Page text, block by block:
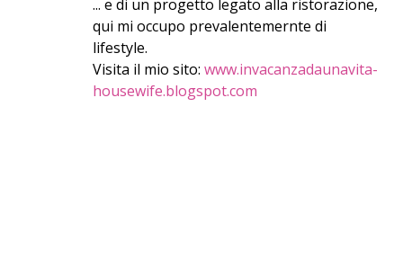
... e di un progetto legato alla ristorazione,
qui mi occupo prevalentemernte di
lifestyle.
Visita il mio sito:www.invacanzadaunavita-
housewife.blogspot.com